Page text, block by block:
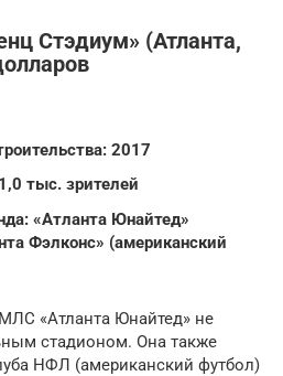
Стэдиум» (Атланта,
2017
тыс. зрителей
«Атланта Юнайтед»
Фэлконс» (американский
«Атланта Юнайтед» не
стадионом. Она также
НФЛ (американский футбол)